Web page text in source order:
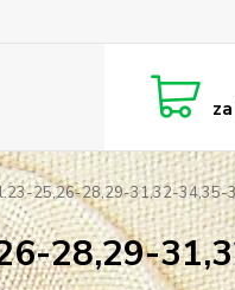
za
25,26-28,29-31,32-34,35-
28,29-